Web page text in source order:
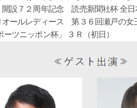
設７２周年記念 読売新聞社杯 全日
ールレディース 第３６回瀬戸の女
ツニッポン杯」 ３Ｒ（初日）